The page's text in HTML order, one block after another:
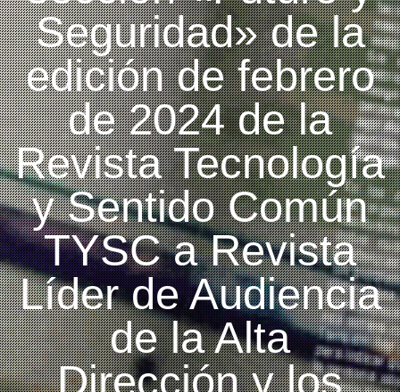
Seguridad» de la
edición de febrero
de 2024 de la
Revista Tecnología
y Sentido Común
TYSC a Revista
Líder de Audiencia
de la Alta
Dirección y los